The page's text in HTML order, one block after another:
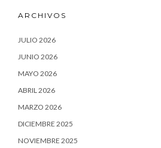
ARCHIVOS
JULIO 2026
JUNIO 2026
MAYO 2026
ABRIL 2026
MARZO 2026
DICIEMBRE 2025
NOVIEMBRE 2025